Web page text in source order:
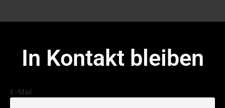
In Kontakt bleiben
E-Mail